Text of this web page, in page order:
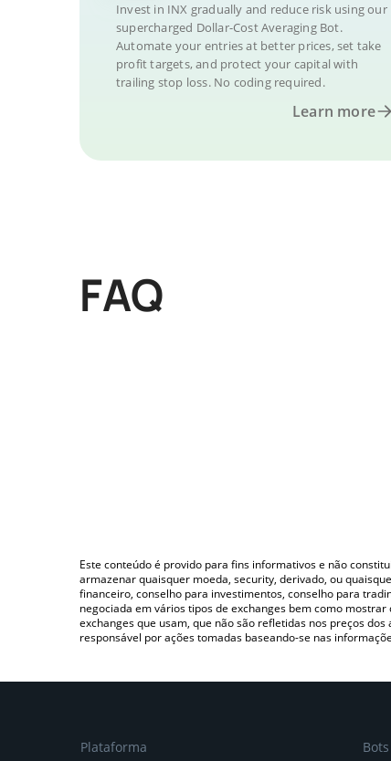
Invest in INX gradually and reduce risk using our
supercharged Dollar-Cost Averaging Bot.
Automate your entries at better prices, set take
profit targets, and protect your capital with
trailing stop loss. No coding required.
Learn more
FAQ
Este conteúdo é provido para fins informativos e não
armazenar quaisquer moeda, security, derivado, ou
financeiro, conselho para investimentos, conselho para
negociada em vários tipos de exchanges bem como
exchanges que usam, que não são refletidas nos preços
responsável por ações tomadas baseando-se nas
Plataforma